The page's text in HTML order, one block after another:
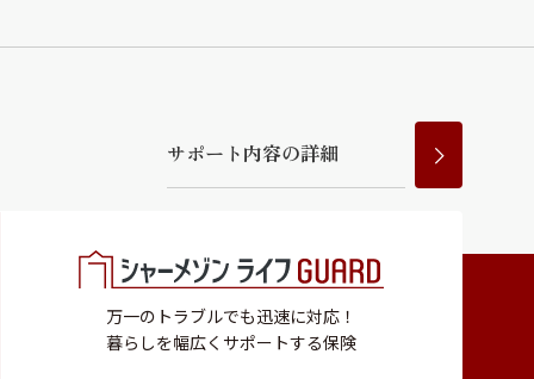
サポー ト内容の詳細
万一のトラブルでも迅速に対応！
暮らしを幅広くサポートする保険